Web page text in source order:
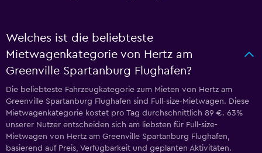
Welches ist die beliebteste
Mietwagenkategorie von Hertz am
Greenville Spartanburg Flughafen?
Die beliebteste Fahrzeugkategorie zum Mieten von Hertz am
Greenville Spartanburg Flughafen sind Full-size-Mietwagen. Diese
Mietwagenkategorie kostet pro Tag durchschnittlich 89 €. 63%
unserer Nutzer entscheiden sich am liebsten für Full-size-
Mietwagen von Hertz am Greenville Spartanburg Flughafen,
basierend auf Preis, Verfügbarkeit und geplanten Aktivitäten.